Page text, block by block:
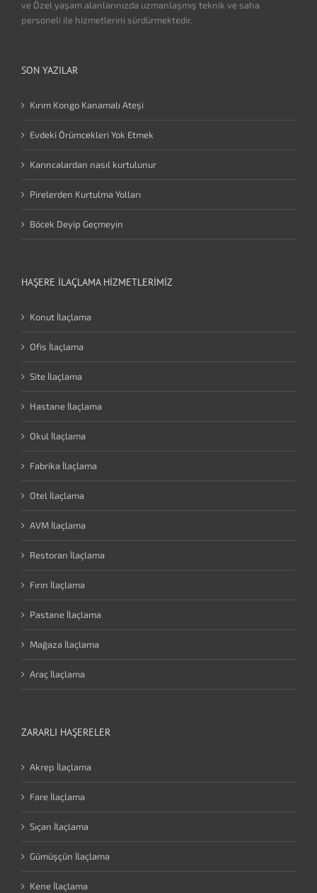
ve Özel yaşam alanlarınızda uzmanlaşmış teknik ve saha
personeli ile hizmetlerini sürdürmektedir.
SON YAZILAR
Kırım Kongo Kanamalı Ateşi
Evdeki Örümcekleri Yok Etmek
Karıncalardan nasıl kurtulunur
Pirelerden Kurtulma Yolları
Böcek Deyip Geçmeyin
HAŞERE İLAÇLAMA HIZMETLERIMIZ
Konut İlaçlama
Ofis İlaçlama
Site İlaçlama
Hastane İlaçlama
Okul İlaçlama
Fabrika İlaçlama
Otel İlaçlama
AVM İlaçlama
Restoran İlaçlama
Fırın İlaçlama
Pastane İlaçlama
Mağaza İlaçlama
Araç İlaçlama
ZARARLI HAŞERELER
Akrep İlaçlama
Fare İlaçlama
Sıçan İlaçlama
Gümüşçün İlaçlama
Kene İlaçlama